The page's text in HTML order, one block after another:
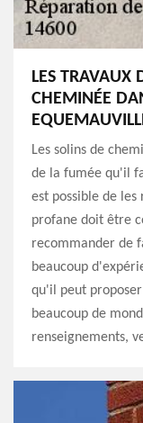
LES TRAVAUX
CHEMINÉE
Les solins de
de la fumée qu'il
est possible de les
profane doit être
recommander de
beaucoup
qu'il peut
beaucoup de
renseignements,